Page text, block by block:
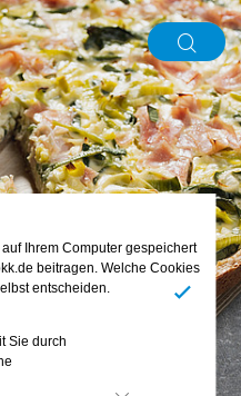
Ihrem Computer gespeichert
beitragen. Welche Cookies
entscheiden.
Sie durch
News
Kurz und knapp
Ernährung
Digitales
Familie & Freunde
Piet